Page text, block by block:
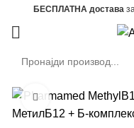
БЕСПЛАТНА достава
Зголеми